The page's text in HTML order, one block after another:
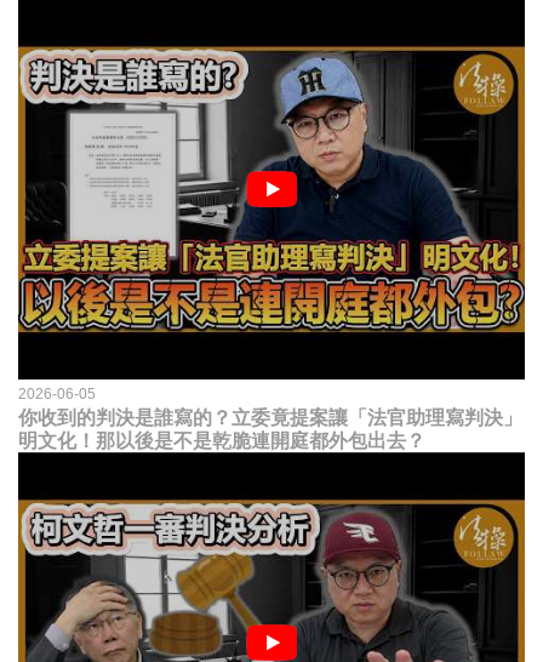
2026-06-05
你收到的判決是誰寫的？立委竟提案讓「法官助理寫判決」
明文化！那以後是不是乾脆連開庭都外包出去？